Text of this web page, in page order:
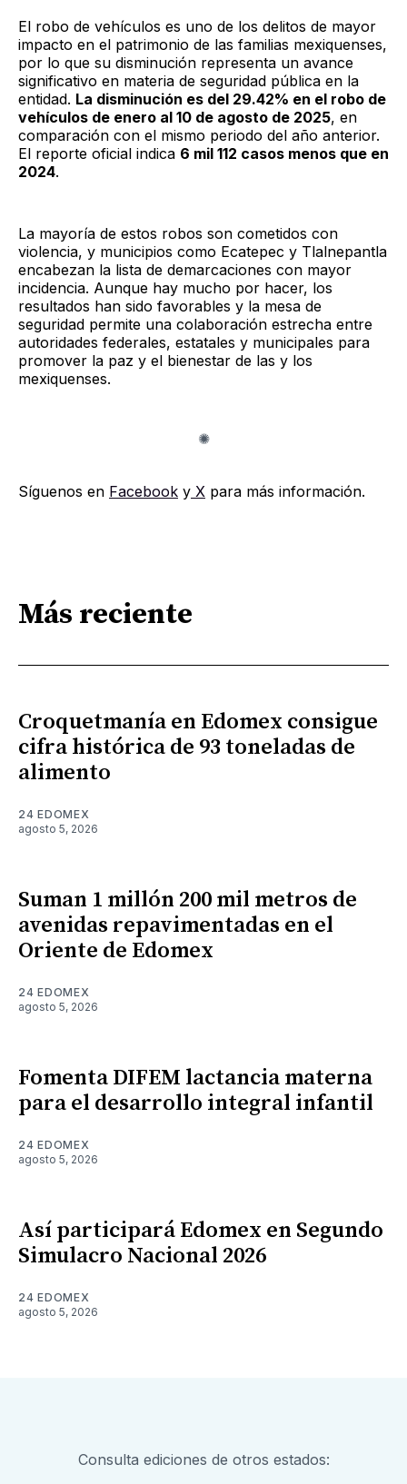
El robo de vehículos es uno de los delitos de mayor
impacto en el patrimonio de las familias mexiquenses,
por lo que su disminución representa un avance
significativo en materia de seguridad pública en la
entidad. La disminución es del 29.42% en el robo de
vehículos de enero al 10 de agosto de 2025, en
comparación con el mismo periodo del año anterior.
El reporte oficial indica 6 mil 112 casos menos que en
2024.
La mayoría de estos robos son cometidos con
violencia, y municipios como Ecatepec y Tlalnepantla
encabezan la lista de demarcaciones con mayor
incidencia. Aunque hay mucho por hacer, los
resultados han sido favorables y la mesa de
seguridad permite una colaboración estrecha entre
autoridades federales, estatales y municipales para
promover la paz y el bienestar de las y los
mexiquenses.
Síguenos en Facebook y X para más información.
Más reciente
Croquetmanía en Edomex consigue
cifra histórica de 93 toneladas de
alimento
24 EDOMEX
agosto 5, 2026
Suman 1 millón 200 mil metros de
avenidas repavimentadas en el
Oriente de Edomex
24 EDOMEX
agosto 5, 2026
Fomenta DIFEM lactancia materna
para el desarrollo integral infantil
24 EDOMEX
agosto 5, 2026
Así participará Edomex en Segundo
Simulacro Nacional 2026
24 EDOMEX
agosto 5, 2026
Consulta ediciones de otros estados: